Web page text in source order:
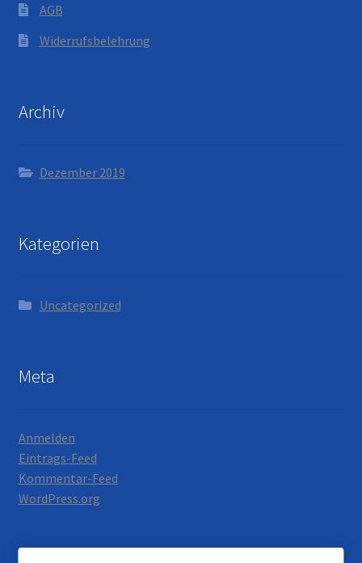
AGB
Widerrufsbelehrung
Archiv
Dezember 2019
Kategorien
Uncategorized
Meta
Anmelden
Eintrags-Feed
Kommentar-Feed
WordPress.org